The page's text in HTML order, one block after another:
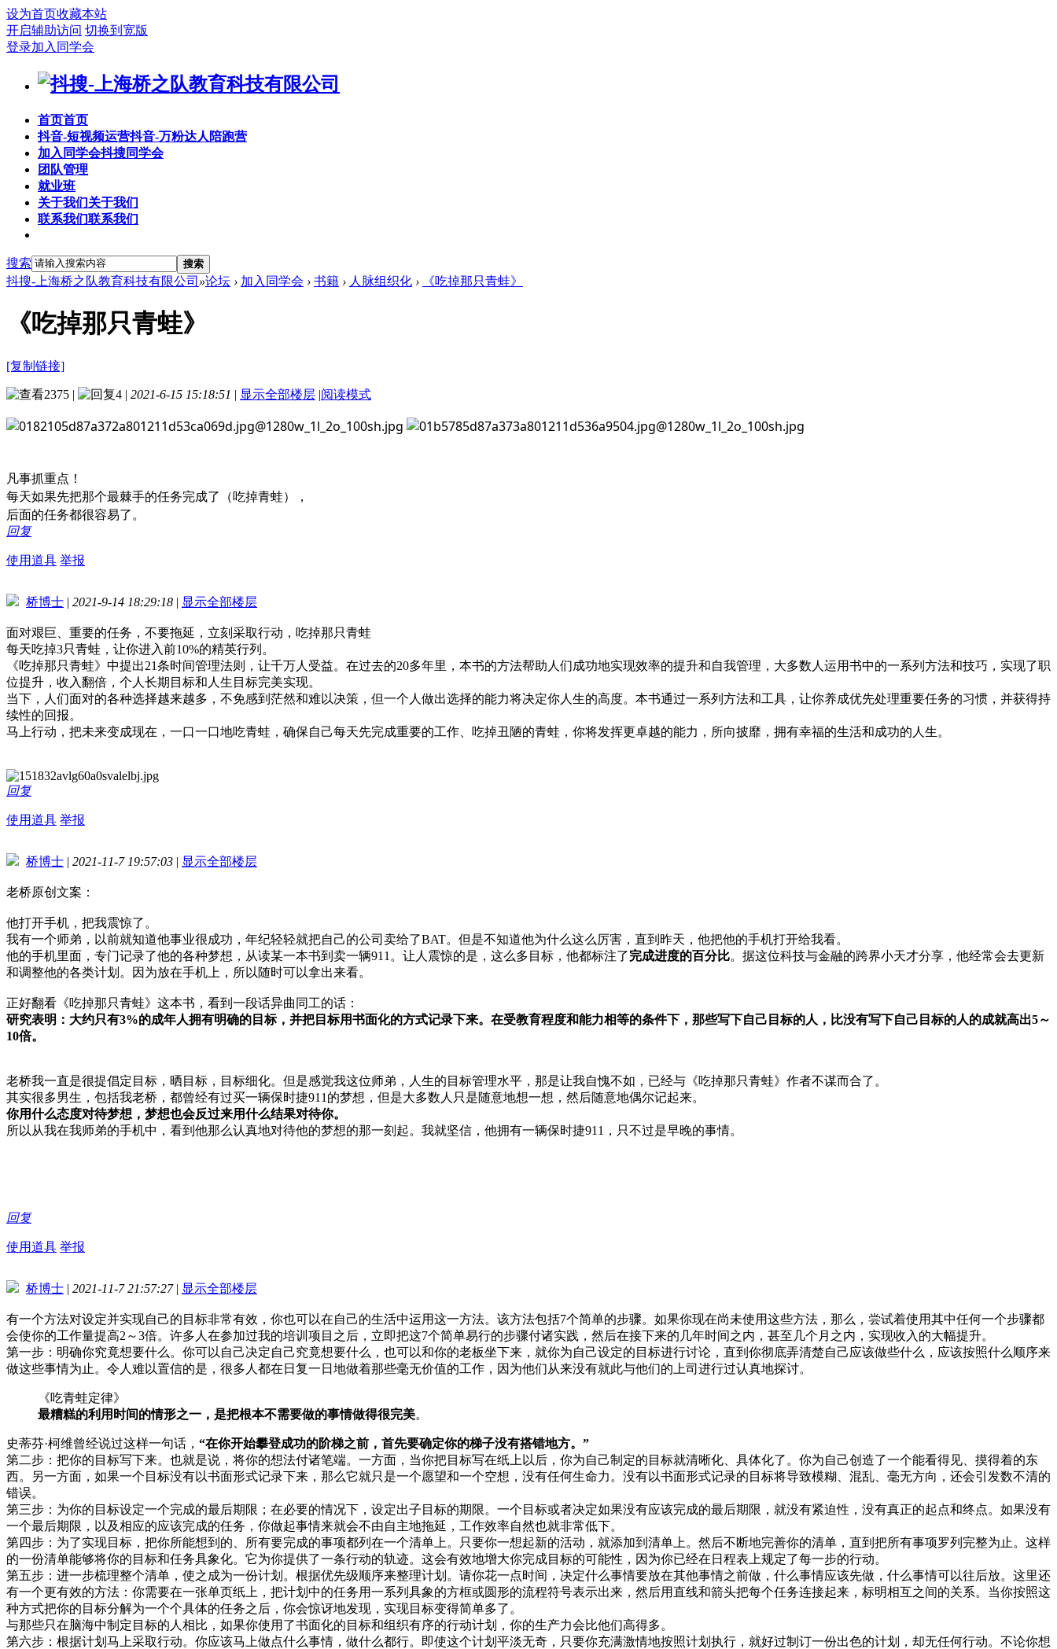
设为首页收藏本站
开启辅助访问 切换到宽版
登录加入同学会
首页首页
抖音-短视频运营抖音-万粉达人陪跑营
加入同学会抖搜同学会
团队管理
就业班
关于我们关于我们
联系我们联系我们
搜索 搜索
抖搜-上海桥之队教育科技有限公司 »论坛 › 加入同学会 › 书籍 › 人脉组织化 › 《吃掉那只青蛙》
《吃掉那只青蛙》
[复制链接]
2375 | 4 | 2021-6-15 15:18:51 | 显示全部楼层 |阅读模式
凡事抓重点！
每天如果先把那个最棘手的任务完成了（吃掉青蛙），
后面的任务都很容易了。
回复
使用道具 举报
桥博士 | 2021-9-14 18:29:18 | 显示全部楼层
面对艰巨、重要的任务， 不要拖延，立刻采取行动，吃掉那只青蛙
每天吃掉3只青蛙，让你进入前10%的精英行列。
《吃掉那只青蛙》中提出21条时间管理法则，让千万人受益。在过去的20多年里，本书的方法帮助人们成功地实现效率的提升和自我管理，大多数人运用书中的一系列方法和技巧，实现了职
位提升，收入翻倍，个人长期目标和人生目标完美实现。
当下，人们面对的各种选择越来越多，不免感到茫然和难以决策，但一个人做出选择的能力将决定你人生的高度。本书通过一系列方法和工具，让你养成优先处理重要任务的习惯，并获得持
续性的回报。
马上行动，把未来变成现在，一口一口地吃青蛙，确保自己每天先完成重要的工作、吃掉丑陋的青蛙，你将发挥更卓越的能力，所向披靡，拥有幸福的生活和成功的人生。
回复
使用道具 举报
桥博士 | 2021-11-7 19:57:03 | 显示全部楼层
老桥原创文案：
他打开手机，把我震惊了。
我有一个师弟，以前就知道他事业很成功，年纪轻轻就把自己的公司卖给了BAT。但是不知道他为什么这么厉害，直到昨天，他把他的手机打开给我看。
他的手机里面，专门记录了他的各种梦想，从读某一本书到卖一辆911。让人震惊的是，这么多目标，他都标注了完成进度的百分比。据这位科技与金融的跨界小天才分享，他经常会去更新
和调整他的各类计划。因为放在手机上，所以随时可以拿出来看。
正好翻看《吃掉那只青蛙》这本书，看到一段话异曲同工的话：
研究表明：大约只有3%的成年人拥有明确的目标，并把目标用书面化的方式记录下来。 在受教育程度和能力相等的条件下，那些写下自己目标的人，比没有写下自己目标的人的成就高出5～
10倍。
老桥我一直是很提倡定目标，晒目标，目标细化。但是感觉我这位师弟，人生的目标管理水平，那是让我自愧不如，已经与《吃掉那只青蛙》作者不谋而合了。
其实很多男生，包括我老桥，都曾经有过买一辆保时捷911的梦想，但是大多数人只是随意地想一想，然后随意地偶尔记起来。
你用什么态度对待梦想，梦想也会反过来用什么结果对待你。
所以从我在我师弟的手机中，看到他那么认真地对待他的梦想的那一刻起。我就坚信，他拥有一辆保时捷911，只不过是早晚的事情。
回复
使用道具 举报
桥博士 | 2021-11-7 21:57:27 | 显示全部楼层
有一个方法对设定并实现自己的目标非常有效，你也可以在自己的生活中运用这一方法。该方法包括7个简单的步骤。如果你现在尚未使用这些方法，那么，尝试着使用其中任何一个步骤都
会使你的工作量提高2～3倍。许多人在参加过我的培训项目之后，立即把这7个简单易行的步骤付诸实践，然后在接下来的几年时间之内，甚至几个月之内，实现收入的大幅提升。
第一步：明确你究竟想要什么。你可以自己决定自己究竟想要什么，也可以和你的老板坐下来，就你为自己设定的目标进行讨论，直到你彻底弄清楚自己应该做些什么，应该按照什么顺序来
做这些事情为止。令人难以置信的是，很多人都在日复一日地做着那些毫无价值的工作，因为他们从来没有就此与他们的上司进行过认真地探讨。
《吃青蛙定律》
最糟糕的利用时间的情形之一，是把根本不需要做的事情做得很完美。
史蒂芬·柯维曾经说过这样一句话， “在你开始攀登成功的阶梯之前，首先要确定你的梯子没有搭错地方。”
第二步：把你的目标写下来。也就是说，将你的想法付诸笔端。一方面，当你把目标写在纸上以后，你为自己制定的目标就清晰化、具体化了。你为自己创造了一个能看得见、摸得着的东
西。另一方面，如果一个目标没有以书面形式记录下来，那么它就只是一个愿望和一个空想，没有任何生命力。没有以书面形式记录的目标将导致模糊、混乱、毫无方向，还会引发数不清的
错误。
第三步：为你的目标设定一个完成的最后期限；在必要的情况下，设定出子目标的期限。一个目标或者决定如果没有应该完成的最后期限，就没有紧迫性，没有真正的起点和终点。如果没有
一个最后期限，以及相应的应该完成的任务，你做起事情来就会不由自主地拖延，工作效率自然也就非常低下。
第四步：为了实现目标，把你所能想到的、所有要完成的事项都列在一个清单上。只要你一想起新的活动，就添加到清单上。然后不断地完善你的清单，直到把所有事项罗列完整为止。这样
的一份清单能够将你的目标和任务具象化。它为你提供了一条行动的轨迹。这会有效地增大你完成目标的可能性，因为你已经在日程表上规定了每一步的行动。
第五步：进一步梳理整个清单，使之成为一份计划。根据优先级顺序来整理计划。请你花一点时间，决定什么事情要放在其他事情之前做，什么事情应该先做，什么事情可以往后放。这里还
有一个更有效的方法：你需要在一张单页纸上，把计划中的任务用一系列具象的方框或圆形的流程符号表示出来，然后用直线和箭头把每个任务连接起来，标明相互之间的关系。当你按照这
种方式把你的目标分解为一个个具体的任务之后，你会惊讶地发现，实现目标变得简单多了。
与那些只在脑海中制定目标的人相比，如果你使用了书面化的目标和组织有序的行动计划，你的生产力会比他们高得多。
第六步：根据计划马上采取行动。你应该马上做点什么事情，做什么都行。即使这个计划平淡无奇，只要你充满激情地按照计划执行，就好过制订一份出色的计划，却无任何行动。不论你想